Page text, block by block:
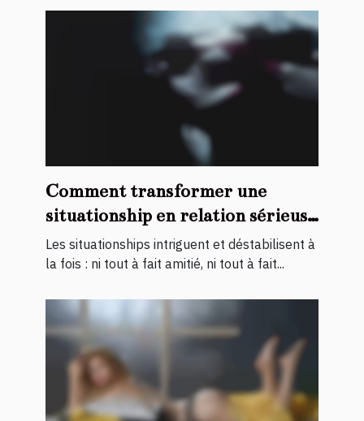
Comment transformer une
situationship en relation sérieuse
?
Les situationships intriguent et déstabilisent à
la fois : ni tout à fait amitié, ni tout à fait...